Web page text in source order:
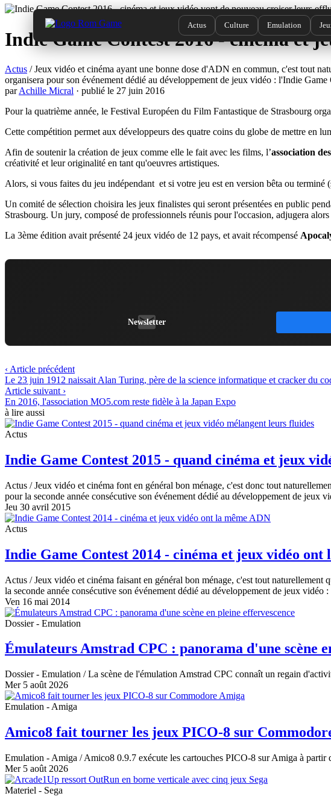
Où ? Quoi ?
Actus Culture Emulation
Indie Game Contest 2016 - cinéma et
Actus / Jeux vidéo et cinéma ayant une bonne dose d'ADN en commun, c'est tout
organisera pour son événement dédié au développement de jeux vidéo : l'Indie Game
parAchille Micral · publié le 27 juin 2016
Pour la quatrième année, le Festival Européen du Film Fantastique de Strasbourg
Cette compétition permet aux développeurs des quatre coins du globe de mettre en
Afin de soutenir la création de jeux comme elle le fait avec les films, l’association
créativité et leur originalité en tant qu'oeuvres artistiques.
Alors, si vous faites du jeu indépendant et si votre jeu est en version bêta ou terminé
Un comité de sélection choisira les jeux finalistes qui seront présentées en public
Strasbourg. Un jury, composé de professionnels réunis pour l'occasion, adjugera
La 3ème édition avait présenté 24 jeux vidéo de 12 pays, et avait récompensé
Newsletter
‹ Article précédent
Le 23 juin 1912 naissait Alan Turing, père de la science informatique et cracker du
Article suivant ›
En 2016, l'association MO5.com reste fidèle à la Japan Expo
à lire aussi
Actus
Indie Game Contest 2015 - quand cinéma et jeux
Actus / Jeux vidéo et cinéma font en général bon ménage, c'est donc tout
pour la seconde année consécutive son événement dédié au développement de jeux
Jeu 30 avril 2015
Actus
Indie Game Contest 2014 - cinéma et jeux vidéo ont
Actus / Jeux vidéo et cinéma faisant en général bon ménage, c'est tout
la seconde année consécutive son événement dédié au développement de jeux vidéo
Ven 16 mai 2014
Dossier - Emulation
Émulateurs Amstrad CPC : panorama d'une scène
Dossier - Emulation / La scène de l'émulation Amstrad CPC connaît un regain
Mer 5 août 2026
Emulation - Amiga
Amico8 fait tourner les jeux PICO-8 sur
Emulation - Amiga / Amico8 0.9.7 exécute les cartouches PICO-8 sur Amiga à
Mer 5 août 2026
Materiel - Sega